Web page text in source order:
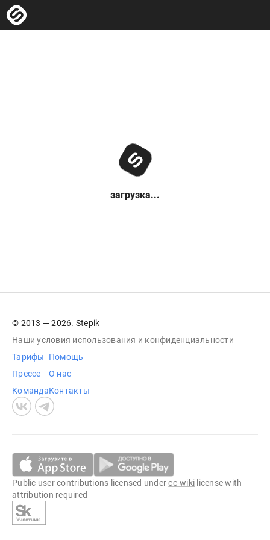
загрузка...
© 2013 — 2026. Stepik
Наши условия использования и конфиденциальности
Тарифы
Прессе
Команда
Помощь
О нас
Контакты
Public user contributions licensed undercc-wiki license with
attribution required